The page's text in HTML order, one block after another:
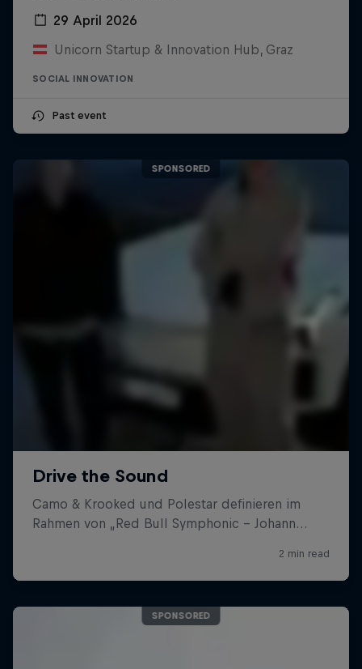
29 April 2026
Unicorn Startup & Innovation Hub, Graz
SOCIAL INNOVATION
Past event